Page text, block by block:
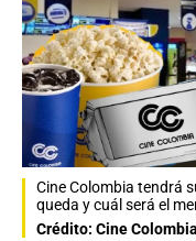
Cine Colombia tendrá
queda y cuál será el
Crédito: Cine